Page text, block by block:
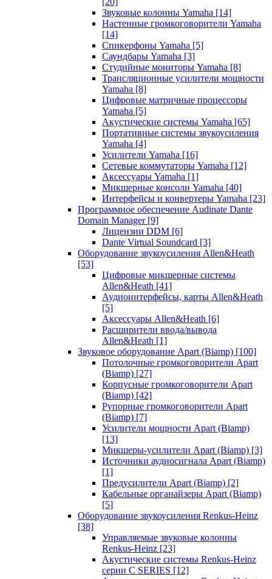
Звуковые колонны Yamaha [14]
Настенные громкоговорители Yamaha
[14]
Спикерфоны Yamaha [5]
Саундбары Yamaha [3]
Студийные мониторы Yamaha [8]
Трансляционные усилители мощности
Yamaha [8]
Цифровые матричные процессоры
Yamaha [5]
Акустические системы Yamaha [65]
Портативные системы звукоусиления
Yamaha [4]
Усилители Yamaha [16]
Сетевые коммутаторы Yamaha [12]
Аксессуары Yamaha [1]
Микшерные консоли Yamaha [40]
Интерфейсы и конвертеры Yamaha [23]
Программное обеспечение Audinate Dante
Domain Manager [9]
Лицензии DDM [6]
Dante Virtual Soundcard [3]
Оборудование звукоусиления Allen&Heath
[53]
Цифровые микшерные системы
Allen&Heath [41]
Аудиоинтерфейсы, карты Allen&Heath
[5]
Аксессуары Allen&Heath [6]
Расширители ввода/вывода
Allen&Heath [1]
Звуковое оборудование Apart (Biamp) [100]
Потолочные громкоговорители Apart
(Biamp) [27]
Корпусные громкоговорители Apart
(Biamp) [42]
Рупорные громкоговорители Apart
(Biamp) [7]
Усилители мощности Apart (Biamp)
[13]
Микшеры-усилители Apart (Biamp) [3]
Источники аудиосигнала Apart (Biamp)
[1]
Предусилители Apart (Biamp) [2]
Кабельные органайзеры Apart (Biamp)
[5]
Оборудование звукоусиления Renkus-Heinz
[38]
Управляемые звуковые колонны
Renkus-Heinz [23]
Акустические системы Renkus-Heinz
серии C SERIES [12]